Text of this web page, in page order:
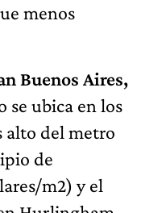
menos
Buenos Aires,
se ubica en los
alto del metro
de
m2) y el